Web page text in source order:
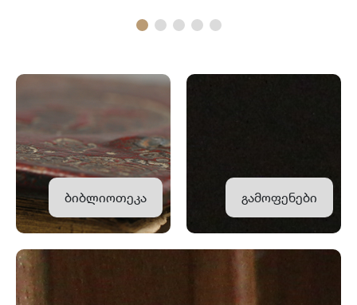
ბიბლიოთეკა გამოფენები